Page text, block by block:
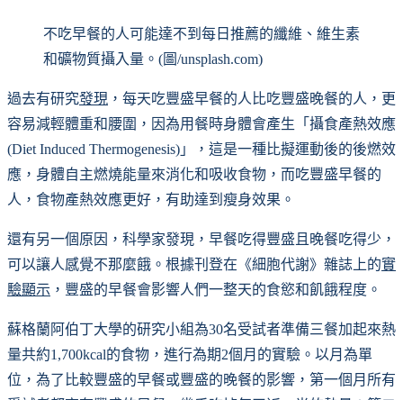
不吃早餐的人可能達不到每日推薦的纖維、維生素
和礦物質攝入量。(圖/unsplash.com)
過去有研究發現 ，每天吃豐盛早餐的人比吃豐盛晚餐的人，更
容易減輕體重和腰圍，因為用餐時身體會產生「攝食產熱效應
(Diet Induced Thermogenesis)」，這是一種比擬運動後的後燃效
應，身體自主燃燒能量來消化和吸收食物，而吃豐盛早餐的
人，食物產熱效應更好，有助達到瘦身效果。
還有另一個原因，科學家發現，早餐吃得豐盛且晚餐吃得少，
可以讓人感覺不那麼餓。根據刊登在《細胞代謝》雜誌上的實
驗顯示 ，豐盛的早餐會影響人們一整天的食慾和飢餓程度。
蘇格蘭阿伯丁大學的研究小組為30名受試者準備三餐加起來熱
量共約1,700kcal的食物，進行為期2個月的實驗。以月為單
位，為了比較豐盛的早餐或豐盛的晚餐的影響，第一個月所有